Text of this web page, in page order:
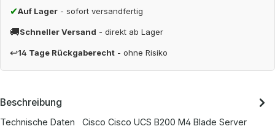
✔Auf Lager - sofort versandfertig
🚚Schneller Versand - direkt ab Lager
↩14 Tage Rückgaberecht - ohne Risiko
Beschreibung
Technische Daten Cisco Cisco UCS B200 M4 Blade Server